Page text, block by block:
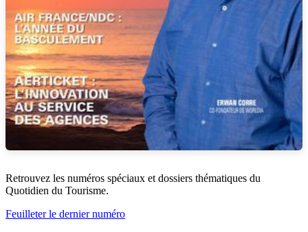
Retrouvez les numéros spéciaux et dossiers thématiques du
Quotidien du Tourisme.
Feuilleter le dernier numéro